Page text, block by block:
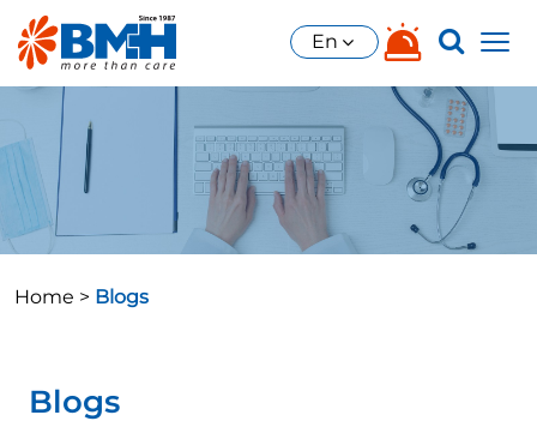
En
Home > Blogs
Blogs